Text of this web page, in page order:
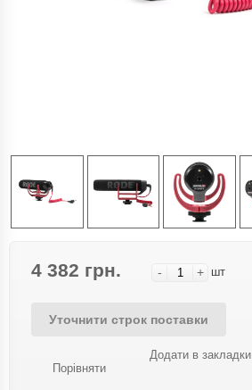
4 382 грн. - + шт
Уточнити строк поставки
Порівняти
Додати в закладки